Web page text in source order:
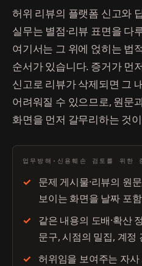
허위 리뷰의 플랫폼 신고와
실무는 별점·리뷰 표면을 다
여기서는 그 위에 얹히는 법
순서가 있습니다. 증거가 먼
신고로 리뷰가 삭제되면 그
어려워질 수 있으므로, 원문
화면을 먼저 갈무리하는 것
업무방해·신용훼손 검토를 위한
문제 게시물·리뷰의 원
보이는 화면을 날짜 포
같은 내용의 도배·확산
문구, 시점의 밀집, 계정
허위임을 보여주는 자